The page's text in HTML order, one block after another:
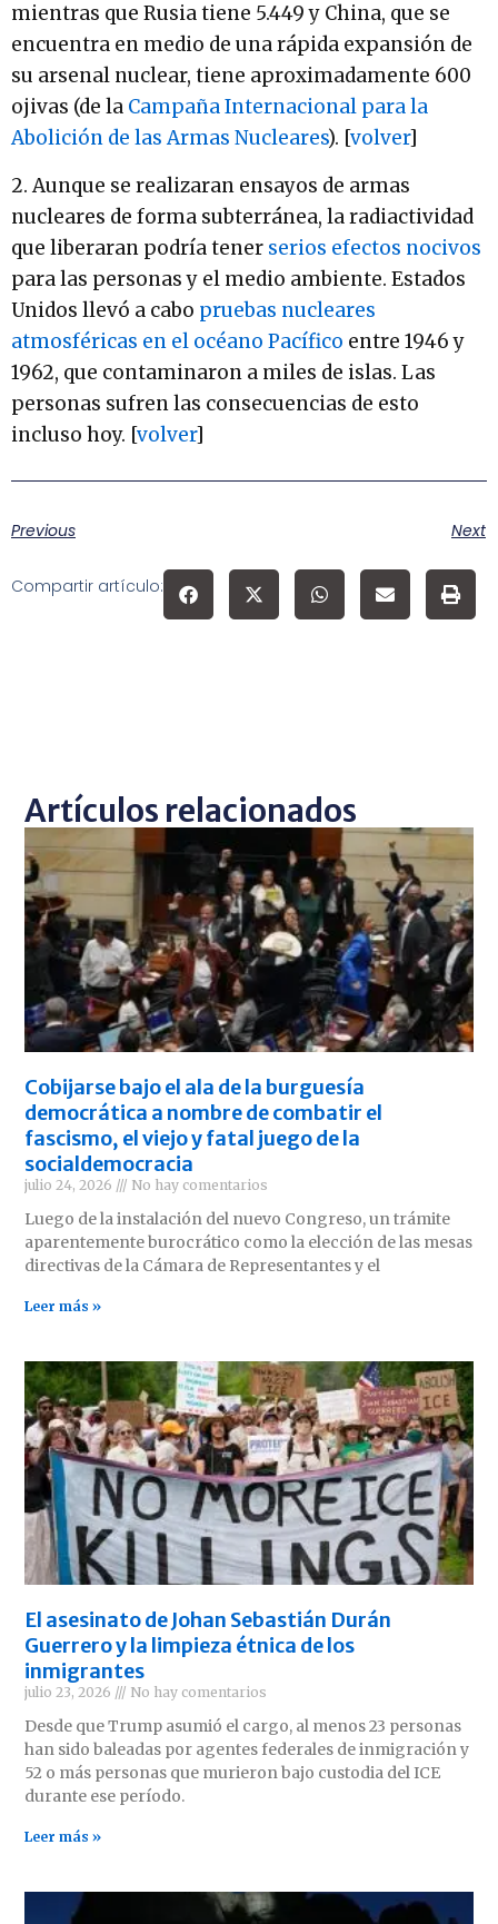
mientras que Rusia tiene 5.449 y China, que se
encuentra en medio de una rápida expansión de
su arsenal nuclear, tiene aproximadamente 600
ojivas (de la Campaña Internacional para la
Abolición de las Armas Nucleares). [volver]
2. Aunque se realizaran ensayos de armas
nucleares de forma subterránea, la radiactividad
que liberaran podría tener serios efectos nocivos
para las personas y el medio ambiente. Estados
Unidos llevó a cabo pruebas nucleares
atmosféricas en el océano Pacífico entre 1946 y
1962, que contaminaron a miles de islas. Las
personas sufren las consecuencias de esto
incluso hoy. [volver]
Previous Next
Compartir artículo:
Artículos relacionados
Cobijarse bajo el ala de la burguesía
democrática a nombre de combatir el
fascismo, el viejo y fatal juego de la
socialdemocracia
julio 24, 2026 No hay comentarios
Luego de la instalación del nuevo Congreso, un trámite
aparentemente burocrático como la elección de las mesas
directivas de la Cámara de Representantes y el
Leer más »
El asesinato de Johan Sebastián Durán
Guerrero y la limpieza étnica de los
inmigrantes
julio 23, 2026 No hay comentarios
Desde que Trump asumió el cargo, al menos 23 personas
han sido baleadas por agentes federales de inmigración y
52 o más personas que murieron bajo custodia del ICE
durante ese período.
Leer más »